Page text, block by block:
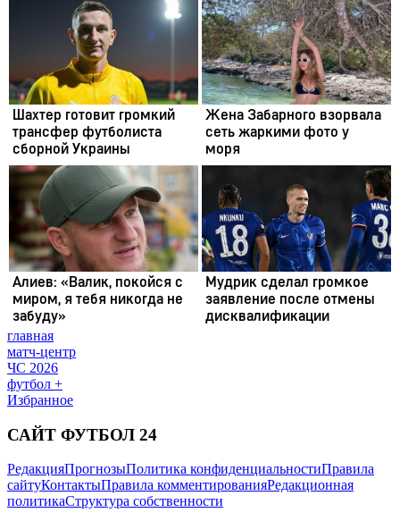
главная
матч-центр
ЧС 2026
футбол +
Избранное
САЙТ ФУТБОЛ 24
РедакцияПрогнозыПолитика конфиденциальностиПравила
сайтуКонтактыПравила комментированияРедакционная
политикаСтруктура собственности